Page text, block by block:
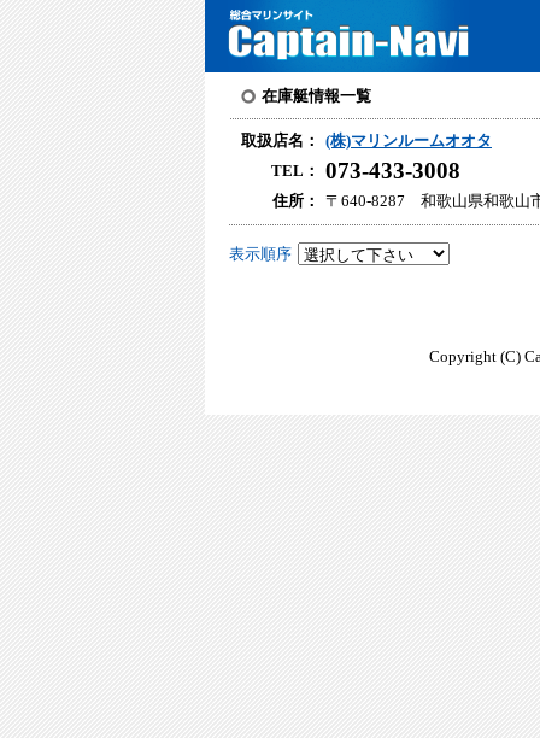
在庫艇情報一覧
取扱店名：
(株)マリンルームオオタ
TEL：
073-433-3008
住所： 〒640-8287 和歌山県和歌山
表示順序
Copyright (C)